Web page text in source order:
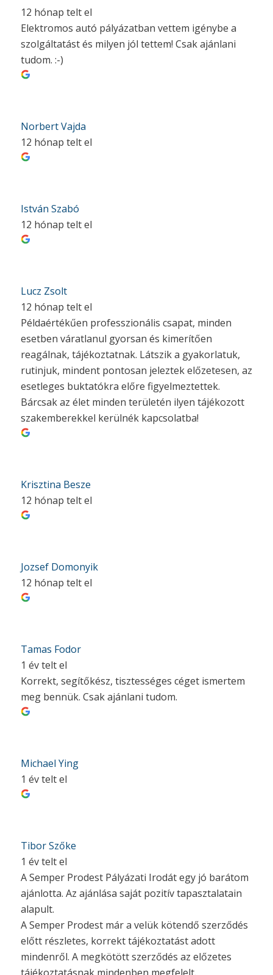
12 hónap telt el
Elektromos autó pályázatban vettem igénybe a
szolgáltatást és milyen jól tettem! Csak ajánlani
tudom. :-)
Norbert Vajda
12 hónap telt el
István Szabó
12 hónap telt el
Lucz Zsolt
12 hónap telt el
Példaértékűen professzionális csapat, minden
esetben váratlanul gyorsan és kimerítően
reagálnak, tájékoztatnak. Látszik a gyakorlatuk,
rutinjuk, mindent pontosan jeleztek előzetesen, az
esetleges buktatókra előre figyelmeztettek.
Bárcsak az élet minden területén ilyen tájékozott
szakemberekkel kerülnék kapcsolatba!
Krisztina Besze
12 hónap telt el
Jozsef Domonyik
12 hónap telt el
Tamas Fodor
1 év telt el
Korrekt, segítőkész, tisztességes céget ismertem
meg bennük. Csak ajánlani tudom.
Michael Ying
1 év telt el
Tibor Szőke
1 év telt el
A Semper Prodest Pályázati Irodát egy jó barátom
ajánlotta. Az ajánlása saját pozitív tapasztalatain
alapult.
A Semper Prodest már a velük kötendő szerződés
előtt részletes, korrekt tájékoztatást adott
mindenről. A megkötött szerződés az előzetes